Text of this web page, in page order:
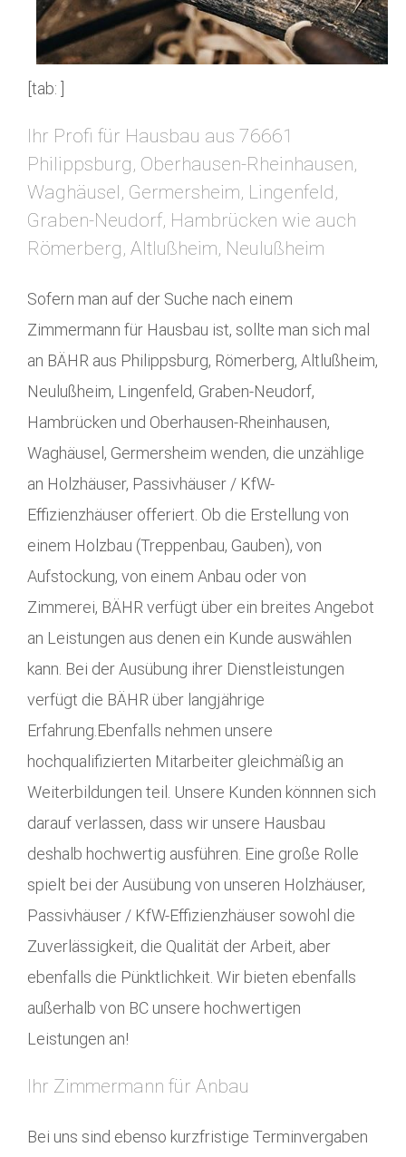
[tab: ]
Ihr Profi für Hausbau aus 76661
Philippsburg, Oberhausen-Rheinhausen,
Waghäusel, Germersheim, Lingenfeld,
Graben-Neudorf, Hambrücken wie auch
Römerberg, Altlußheim, Neulußheim
Sofern man auf der Suche nach einem
Zimmermann für Hausbau ist, sollte man sich mal
an BÄHR aus Philippsburg, Römerberg, Altlußheim,
Neulußheim, Lingenfeld, Graben-Neudorf,
Hambrücken und Oberhausen-Rheinhausen,
Waghäusel, Germersheim wenden, die unzählige
an Holzhäuser, Passivhäuser / KfW-
Effizienzhäuser offeriert. Ob die Erstellung von
einem Holzbau (Treppenbau, Gauben), von
Aufstockung, von einem Anbau oder von
Zimmerei, BÄHR verfügt über ein breites Angebot
an Leistungen aus denen ein Kunde auswählen
kann. Bei der Ausübung ihrer Dienstleistungen
verfügt die BÄHR über langjährige
Erfahrung.Ebenfalls nehmen unsere
hochqualifizierten Mitarbeiter gleichmäßig an
Weiterbildungen teil. Unsere Kunden könnnen sich
darauf verlassen, dass wir unsere Hausbau
deshalb hochwertig ausführen. Eine große Rolle
spielt bei der Ausübung von unseren Holzhäuser,
Passivhäuser / KfW-Effizienzhäuser sowohl die
Zuverlässigkeit, die Qualität der Arbeit, aber
ebenfalls die Pünktlichkeit. Wir bieten ebenfalls
außerhalb von BC unsere hochwertigen
Leistungen an!
Ihr Zimmermann für Anbau
Bei uns sind ebenso kurzfristige Terminvergaben